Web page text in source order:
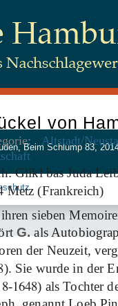
von
Altstadt/
Glikl bas Juda
Metz (Frankreich)
sieben
G. als
der Neuzeit,
). Sie wurde in der
-1648) als Tochter
Beim Schlump 83,